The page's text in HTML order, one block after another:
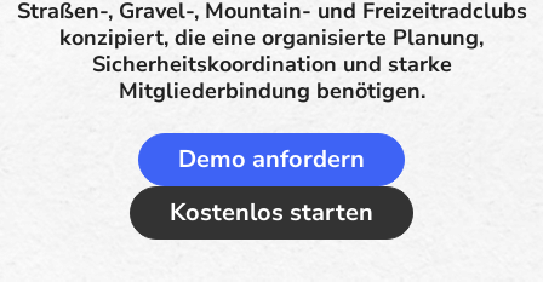
Straßen-, Gravel-, Mountain- und Freizeitradclubs
konzipiert, die eine organisierte Planung,
Sicherheitskoordination und starke
Mitgliederbindung benötigen.
Demo anfordern
Kostenlos starten